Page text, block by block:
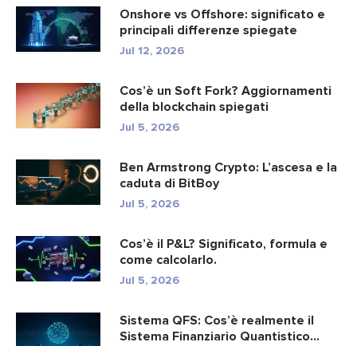
Onshore vs Offshore: significato e
principali differenze spiegate
Jul 12, 2026
Cos’è un Soft Fork? Aggiornamenti
della blockchain spiegati
Jul 5, 2026
Ben Armstrong Crypto: L’ascesa e la
caduta di BitBoy
Jul 5, 2026
Cos’è il P&L? Significato, formula e
come calcolarlo.
Jul 5, 2026
Sistema QFS: Cos’è realmente il
Sistema Finanziario Quantistico...